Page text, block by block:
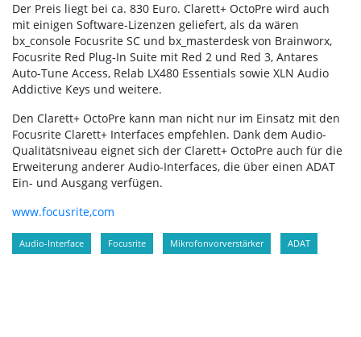
Der Preis liegt bei ca. 830 Euro. Clarett+ OctoPre wird auch
mit einigen Software-Lizenzen geliefert, als da wären
bx_console Focusrite SC und bx_masterdesk von Brainworx,
Focusrite Red Plug-In Suite mit Red 2 und Red 3, Antares
Auto-Tune Access, Relab LX480 Essentials sowie XLN Audio
Addictive Keys und weitere.
Den Clarett+ OctoPre kann man nicht nur im Einsatz mit den
Focusrite Clarett+ Interfaces empfehlen. Dank dem Audio-
Qualitätsniveau eignet sich der Clarett+ OctoPre auch für die
Erweiterung anderer Audio-Interfaces, die über einen ADAT
Ein- und Ausgang verfügen.
www.focusrite,com
Audio-Interface Focusrite Mikrofonvorverstärker ADAT